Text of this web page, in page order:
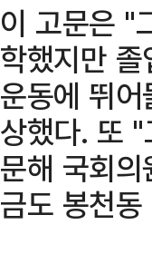
이 고문은 "
학했지만
운동에 뛰
상했다. 또
문해 국회
금도 봉천